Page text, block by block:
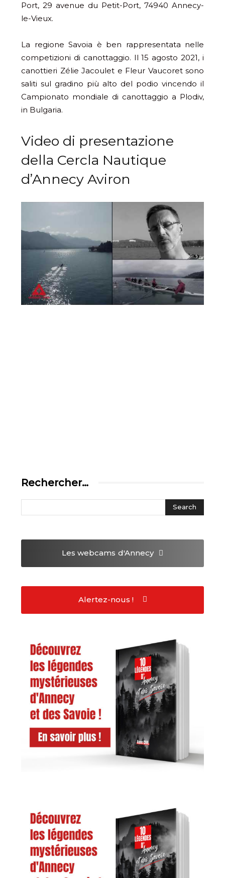
Port, 29 avenue du Petit-Port, 74940 Annecy-
le-Vieux.
La regione Savoia è ben rappresentata nelle
competizioni di canottaggio. Il 15 agosto 2021, i
canottieri Zélie Jacoulet e Fleur Vaucoret sono
saliti sul gradino più alto del podio vincendo il
Campionato mondiale di canottaggio a Plodiv,
in Bulgaria.
Video di presentazione
della Cercla Nautique
d’Annecy Aviron
Rechercher…
Les webcams d'Annecy
Alertez-nous !